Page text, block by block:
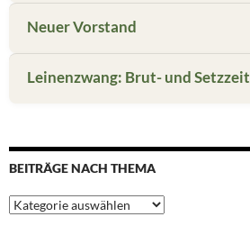
Neuer Vorstand
Leinenzwang: Brut- und Setzzeit
BEITRÄGE NACH THEMA
Beiträge
nach